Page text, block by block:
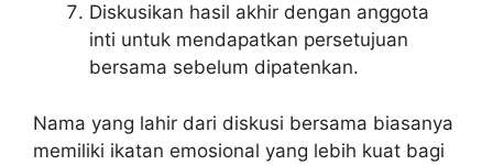
Diskusikan hasil akhir dengan anggota
inti untuk mendapatkan persetujuan
bersama sebelum dipatenkan.
Nama yang lahir dari diskusi bersama biasanya
memiliki ikatan emosional yang lebih kuat bagi